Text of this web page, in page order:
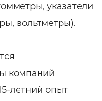
указатели
вольтметры).
компаний
летний опыт